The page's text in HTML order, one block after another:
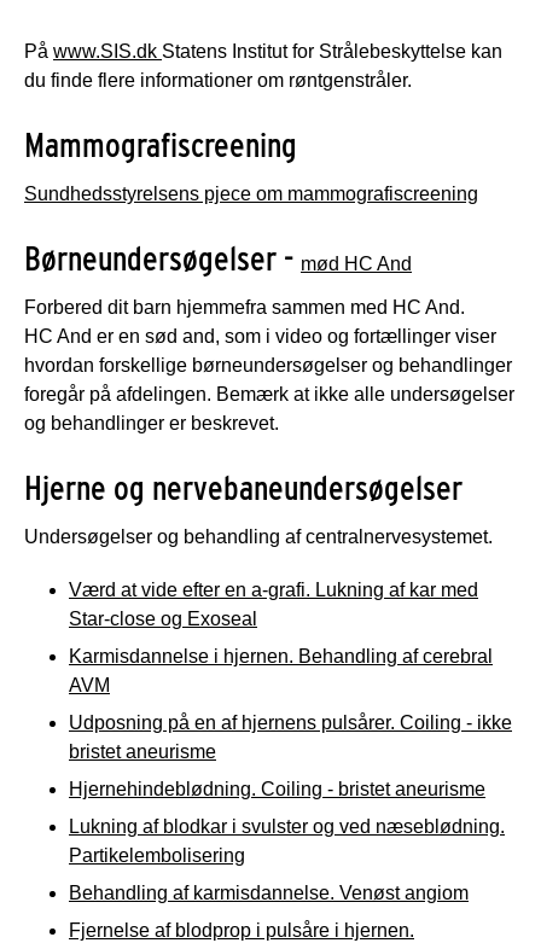
På www.SIS.dk Statens Institut for Strålebeskyttelse kan
du finde flere informationer om røntgenstråler.
Mammografiscreening
Sundhedsstyrelsens pjece om mammografiscreening
Børneundersøgelser - mød HC And
Forbered dit barn hjemmefra sammen med HC And.
HC And er en sød and, som i video og fortællinger viser
hvordan forskellige børneundersøgelser og behandlinger
foregår på afdelingen. Bemærk at ikke alle undersøgelser
og behandlinger er beskrevet.
Hjerne og nervebaneundersøgelser
Undersøgelser og behandling af centralnervesystemet.
Værd at vide efter en a-grafi. Lukning af kar med
Star-close og Exoseal
Karmisdannelse i hjernen. Behandling af cerebral
AVM
Udposning på en af hjernens pulsårer. Coiling - ikke
bristet aneurisme
Hjernehindeblødning. Coiling - bristet aneurisme
Lukning af blodkar i svulster og ved næseblødning.
Partikelembolisering
Behandling af karmisdannelse. Venøst angiom
Fjernelse af blodprop i pulsåre i hjernen.